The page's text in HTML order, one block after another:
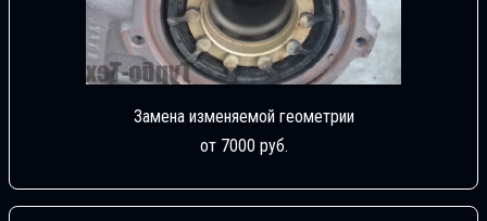
Замена изменяемой геометрии
от 7000 руб.